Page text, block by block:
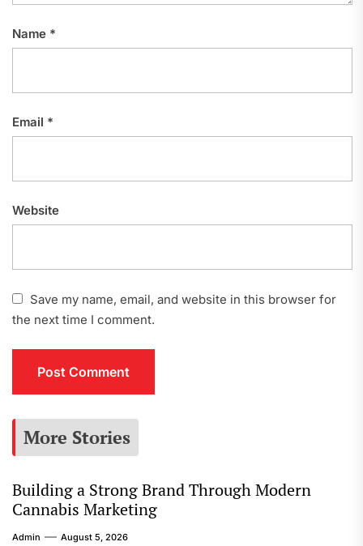
Name *
Email *
Website
Save my name, email, and website in this browser for
the next time I comment.
More Stories
Building a Strong Brand Through Modern
Cannabis Marketing
Admin August 5, 2026